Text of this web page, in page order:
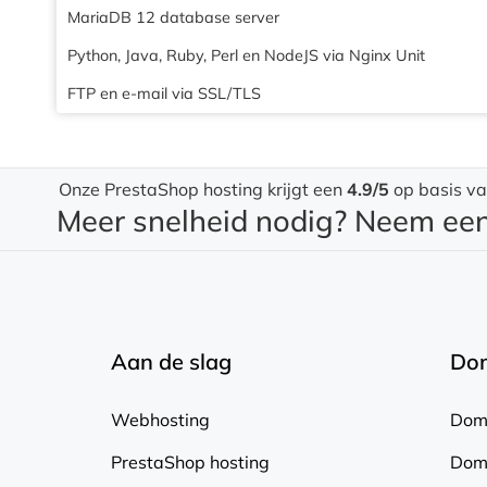
MariaDB 12 database server
Python, Java, Ruby, Perl en NodeJS via Nginx Unit
FTP en e-mail via SSL/TLS
Onze PrestaShop hosting krijgt een 4.9/5 op basis
Meer snelheid nodig? Neem
Aan de slag
Webhosting
PrestaShop hosting